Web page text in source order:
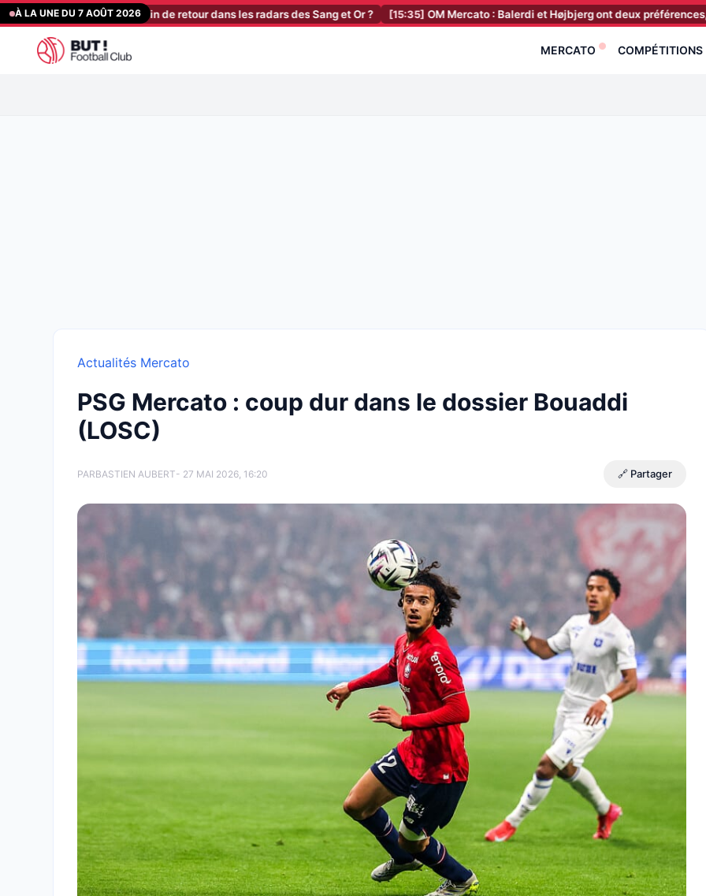
Aller
au
contenu
À LA UNE DU 7 AOÛT 2026
ego de Thauvin de retour dans les radars des Sang et Or ? [15:35] OM Mercato : Balerdi et Højbjerg ont deux préférences, une porte
MERCATO COMPÉTITIONS
Actualités Mercato
PSG Mercato : coup dur dans le dossier Bouaddi
(LOSC)
PARBASTIEN AUBERT- 27 MAI 2026, 16:20 🔗 Partager